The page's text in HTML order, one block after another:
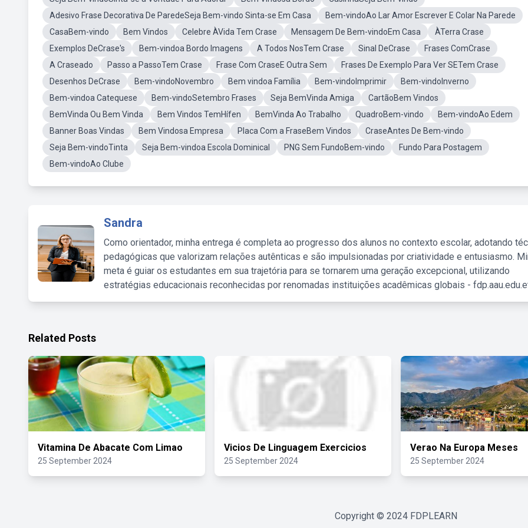
Adesivo Frase Decorativa De ParedeSeja Bem-vindo Sinta-se Em Casa
Bem-vindoAo Lar Amor Escrever E Colar Na Parede
CasaBem-vindo
Bem Vindos Celebre ÀVida Tem Crase Mensagem De Bem-vindoEm Casa
ÀTerra Crase
Exemplos DeCrase's
Bem-vindoa Bordo Imagens A Todos NosTem Crase Sinal DeCrase
Frases ComCrase
A Craseado
Passo a PassoTem Crase Frase Com CraseE Outra Sem
Frases De Exemplo Para Ver SETem Crase
Desenhos DeCrase
Bem-vindoNovembro Bem vindoa Família Bem-vindoImprimir
Bem-vindoInverno
Bem-vindoa Catequese
Bem-vindoSetembro Frases Seja BemVinda Amiga
CartãoBem Vindos
BemVinda Ou Bem Vinda
Bem Vindos TemHífen BemVinda Ao Trabalho QuadroBem-vindo
Bem-vindoAo Edem
Banner Boas Vindas
Bem Vindosa Empresa Placa Com a FraseBem Vindos
CraseAntes De Bem-vindo
Seja Bem-vindoTinta
Seja Bem-vindoa Escola Dominical PNG Sem FundoBem-vindo
Fundo Para Postagem
Bem-vindoAo Clube
Sandra
Como orientador, minha entrega é completa ao progresso dos alunos no contexto escolar, adotando
pedagógicas que valorizam relações autênticas e são impulsionadas por criatividade e entusiasmo.
meta é guiar os estudantes em sua trajetória para se tornarem uma geração excepcional, utilizando
estratégias educacionais reconhecidas por renomadas instituições acadêmicas globais -
Related Posts
Vitamina De Abacate Com Limao
25 September 2024
Vicios De Linguagem Exercicios
25 September 2024
Verao Na Europa Meses
25 September 2024
Copyright © 2024 FDPLEARN